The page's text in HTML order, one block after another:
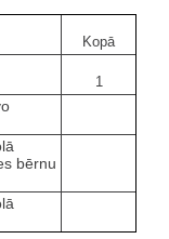
Kopā
1
bērnu